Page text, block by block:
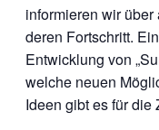
informieren wir
deren Fortschritt.
Entwicklung von
welche neuen
Ideen gibt es für die